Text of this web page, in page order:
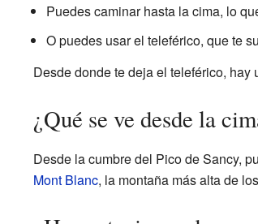
Puedes caminar hasta la cima, lo
O puedes usar el teleférico, que te
Desde donde te deja el teleférico,
¿Qué se ve desde la
Desde la cumbre del Pico de Sancy,
Mont Blanc, la montaña más alta de los